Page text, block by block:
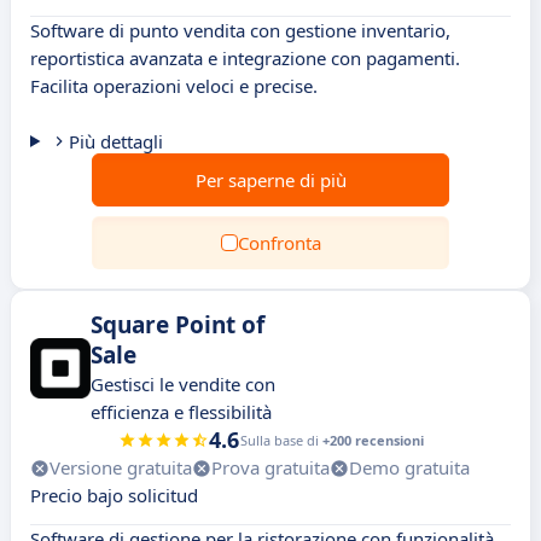
Software di punto vendita con gestione inventario,
reportistica avanzata e integrazione con pagamenti.
Facilita operazioni veloci e precise.
Più dettagli
Per saperne di più
Confronta
Square Point of
Sale
Gestisci le vendite con
efficienza e flessibilità
4.6Sulla base di +200 recensioni
Versione gratuita Prova gratuita
Demo gratuita
Precio bajo solicitud